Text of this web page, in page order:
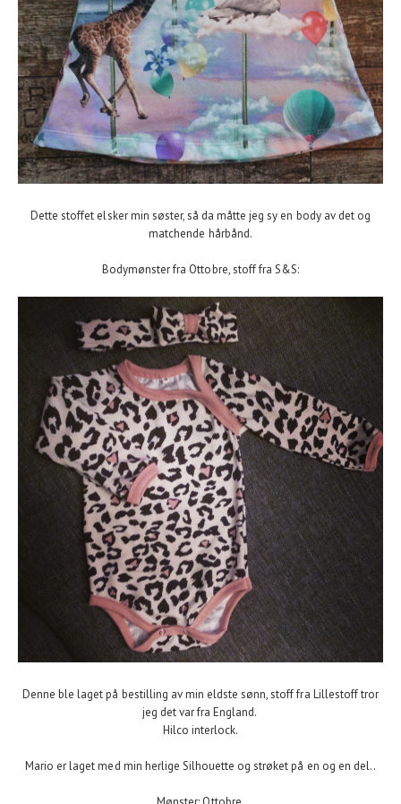
Dette stoffet elsker min søster, så da måtte jeg sy en body av det og
matchende hårbånd.
Bodymønster fra Ottobre, stoff fra S&S:
Denne ble laget på bestilling av min eldste sønn, stoff fra Lillestoff tror
jeg det var fra England.
Hilco interlock.
Mario er laget med min herlige Silhouette og strøket på en og en del..